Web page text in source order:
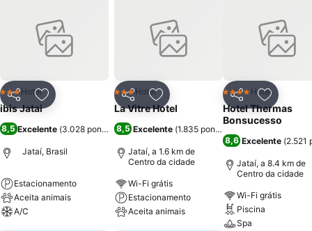
PartilharAdicionar aos favoritos
3 Estrelas
Hotel
ibis Jatai
8,5 Excelente (3.028 pontuações)
Jataí, Brasil
Estacionamento
Aceita animais
A/C
PartilharAdicionar aos favoritos
3 Estrelas
Hotel
La Vitre Hotel
8,5 Excelente (1.835 pontuações
Jataí, a 1.6 km de
Centro da cidade
Wi-Fi grátis
Estacionamento
Aceita animais
Partilhar
4 EstrelasHotel
Hotel Thermas
Bonsucesso
8,6 Excelente (2.521
Jataí, a 8.4 km de
Centro da cidade
Wi-Fi grátis
Piscina
Spa